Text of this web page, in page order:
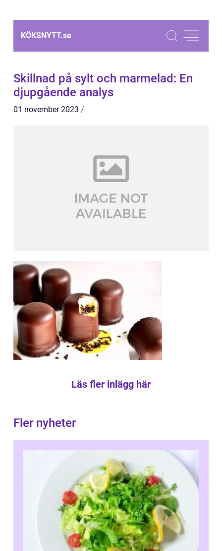
KÖKSNYTT.se
Skillnad på sylt och marmelad: En
djupgående analys
01 november 2023
Läs fler inlägg här
Fler nyheter